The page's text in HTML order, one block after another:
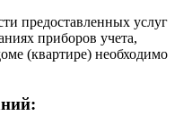
предоставленных услуг
приборов учета,
(квартире) необходимо